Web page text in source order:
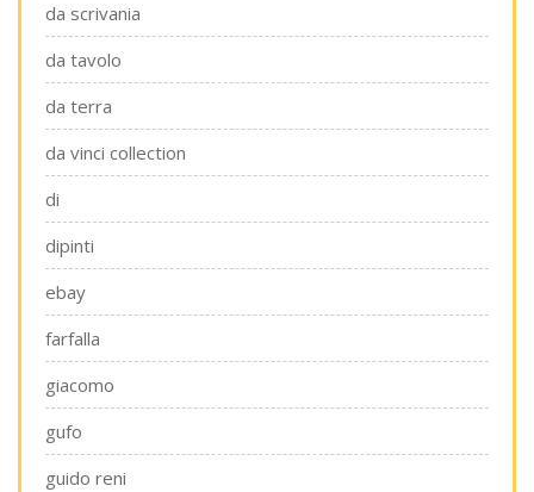
da scrivania
da tavolo
da terra
da vinci collection
di
dipinti
ebay
farfalla
giacomo
gufo
guido reni